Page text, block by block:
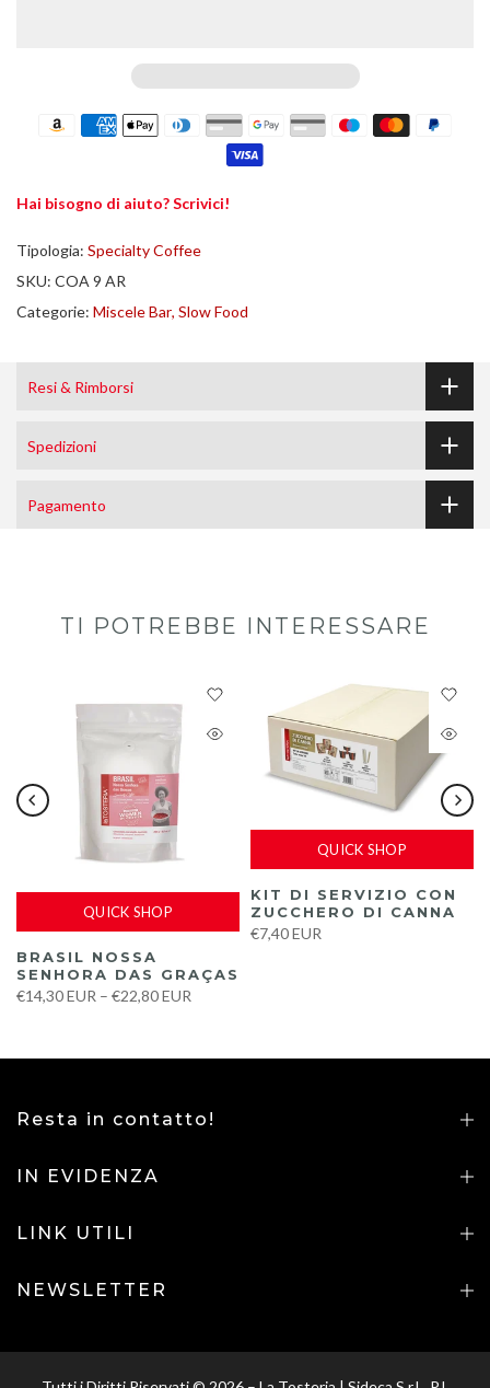
Hai bisogno di aiuto? Scrivici!
Tipologia: Specialty Coffee
SKU: COA 9 AR
Categorie: Miscele Bar Slow Food
Resi & Rimborsi
Spedizioni
Pagamento
TI POTREBBE INTERESSARE
QUICK SHOP
BRASIL NOSSA
SENHORA DAS GRAÇAS
€14,30 EUR – €22,80 EUR
QUICK SHOP
KIT DI SERVIZIO CON
ZUCCHERO DI CANNA
€7,40 EUR
Resta in contatto!
IN EVIDENZA
LINK UTILI
NEWSLETTER